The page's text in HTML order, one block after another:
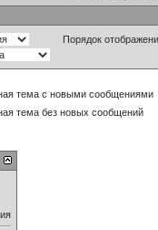
Порядок
тема с новыми сообщениями
тема без новых сообщений